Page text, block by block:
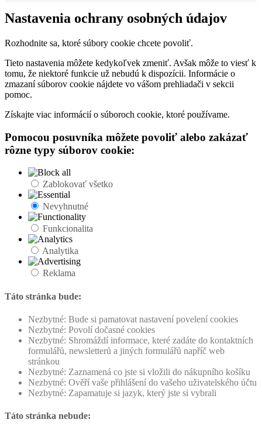
Nastavenia ochrany osobných údajov
Rozhodnite sa, ktoré súbory cookie chcete povoliť.
Tieto nastavenia môžete kedykoľvek zmeniť. Avšak môže to viesť k
tomu, že niektoré funkcie už nebudú k dispozícii. Informácie o
zmazaní súborov cookie nájdete vo vášom prehliadači v sekcii
pomoc.
Získajte viac informácií o súboroch cookie, ktoré používame.
Pomocou posuvníka môžete povoliť alebo zakázať
rôzne typy súborov cookie:
Zablokovať všetko
Nevyhnutné
Funkcionalita
Analytika
Reklama
Táto stránka bude:
Nezbytné: Bude si pamatovat nastavení povelení cookies
Nezbytné: Povolí dočasné cookies
Nezbytné: Shromáždí informace, které zadáte do kontaktních
formulářů, newsletterů a jiných formulářů napříč web
stránkou
Nezbytné: Zaznamená co jste si vložili do nákupního košíku
Nezbytné: Ověří vaše přihlášení do vašeho uživatelského účtu
Nezbytné: Zapamatuje si jazyk, který jste si vybrali
Táto stránka nebude: